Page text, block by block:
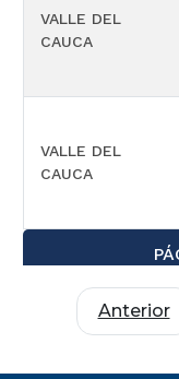
VALLE DEL
CAUCA
VALLE DEL
CAUCA
Anterior